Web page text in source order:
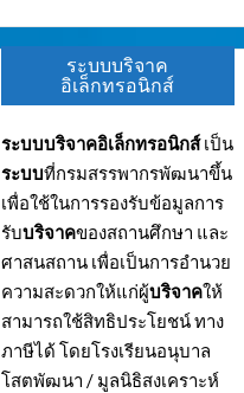
ระบบบริจาค
อิเล็กทรอนิกส์
ระบบบริจาคอิเล็กทรอนิกส์เป็น
ระบบที่กรมสรรพากรพัฒนาขึ้น
เพื่อใช้ในการรองรับข้อมูลการ
รับบริจาคของสถานศึกษา และ
ศาสนสถาน เพื่อเป็นการอำนวย
ความสะดวกให้แก่ผู้บริจาคให้
สามารถใช้สิทธิประโยชน์ ทาง
ภาษีได้ โดยโรงเรียนอนุบาล
โสตพัฒนา / มูลนิธิสงเคราะห์